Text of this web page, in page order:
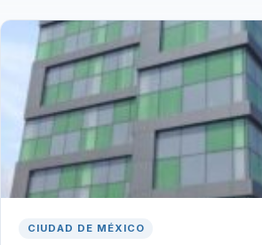
CIUDAD DE MÉXICO